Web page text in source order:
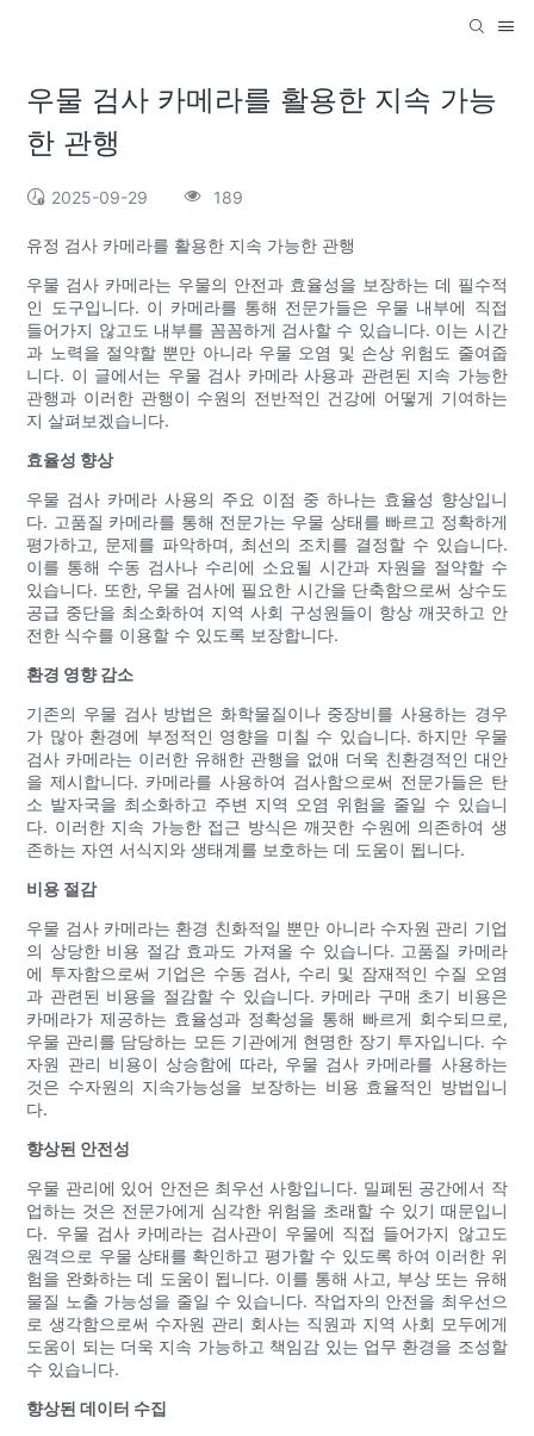
우물 검사 카메라를 활용한 지속 가능
한 관행
2025-09-29 189
유정 검사 카메라를 활용한 지속 가능한 관행
우물 검사 카메라는 우물의 안전과 효율성을 보장하는 데 필수적
인 도구입니다. 이 카메라를 통해 전문가들은 우물 내부에 직접
들어가지 않고도 내부를 꼼꼼하게 검사할 수 있습니다. 이는 시간
과 노력을 절약할 뿐만 아니라 우물 오염 및 손상 위험도 줄여줍
니다. 이 글에서는 우물 검사 카메라 사용과 관련된 지속 가능한
관행과 이러한 관행이 수원의 전반적인 건강에 어떻게 기여하는
지 살펴보겠습니다.
효율성 향상
우물 검사 카메라 사용의 주요 이점 중 하나는 효율성 향상입니
다. 고품질 카메라를 통해 전문가는 우물 상태를 빠르고 정확하게
평가하고, 문제를 파악하며, 최선의 조치를 결정할 수 있습니다.
이를 통해 수동 검사나 수리에 소요될 시간과 자원을 절약할 수
있습니다. 또한, 우물 검사에 필요한 시간을 단축함으로써 상수도
공급 중단을 최소화하여 지역 사회 구성원들이 항상 깨끗하고 안
전한 식수를 이용할 수 있도록 보장합니다.
환경 영향 감소
기존의 우물 검사 방법은 화학물질이나 중장비를 사용하는 경우
가 많아 환경에 부정적인 영향을 미칠 수 있습니다. 하지만 우물
검사 카메라는 이러한 유해한 관행을 없애 더욱 친환경적인 대안
을 제시합니다. 카메라를 사용하여 검사함으로써 전문가들은 탄
소 발자국을 최소화하고 주변 지역 오염 위험을 줄일 수 있습니
다. 이러한 지속 가능한 접근 방식은 깨끗한 수원에 의존하여 생
존하는 자연 서식지와 생태계를 보호하는 데 도움이 됩니다.
비용 절감
우물 검사 카메라는 환경 친화적일 뿐만 아니라 수자원 관리 기업
의 상당한 비용 절감 효과도 가져올 수 있습니다. 고품질 카메라
에 투자함으로써 기업은 수동 검사, 수리 및 잠재적인 수질 오염
과 관련된 비용을 절감할 수 있습니다. 카메라 구매 초기 비용은
카메라가 제공하는 효율성과 정확성을 통해 빠르게 회수되므로,
우물 관리를 담당하는 모든 기관에게 현명한 장기 투자입니다. 수
자원 관리 비용이 상승함에 따라, 우물 검사 카메라를 사용하는
것은 수자원의 지속가능성을 보장하는 비용 효율적인 방법입니
다.
향상된 안전성
우물 관리에 있어 안전은 최우선 사항입니다. 밀폐된 공간에서 작
업하는 것은 전문가에게 심각한 위험을 초래할 수 있기 때문입니
다. 우물 검사 카메라는 검사관이 우물에 직접 들어가지 않고도
원격으로 우물 상태를 확인하고 평가할 수 있도록 하여 이러한 위
험을 완화하는 데 도움이 됩니다. 이를 통해 사고, 부상 또는 유해
물질 노출 가능성을 줄일 수 있습니다. 작업자의 안전을 최우선으
로 생각함으로써 수자원 관리 회사는 직원과 지역 사회 모두에게
도움이 되는 더욱 지속 가능하고 책임감 있는 업무 환경을 조성할
수 있습니다.
향상된 데이터 수집